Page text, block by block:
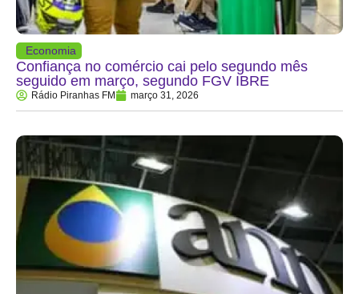
Economia
Confiança no comércio cai pelo segundo mês
seguido em março, segundo FGV IBRE
Rádio Piranhas FM março 31, 2026